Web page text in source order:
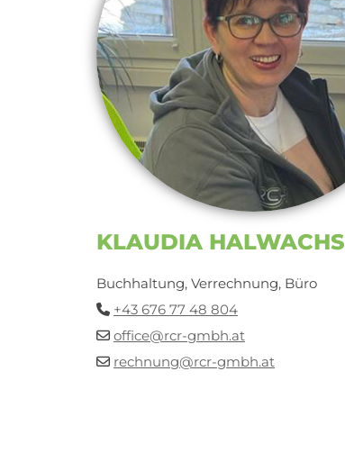
KLAUDIA HALWACHS
Buchhaltung, Verrechnung, Büro
 +43 676 77 48 804
 office@rcr-gmbh.at
 rechnung@rcr-gmbh.at